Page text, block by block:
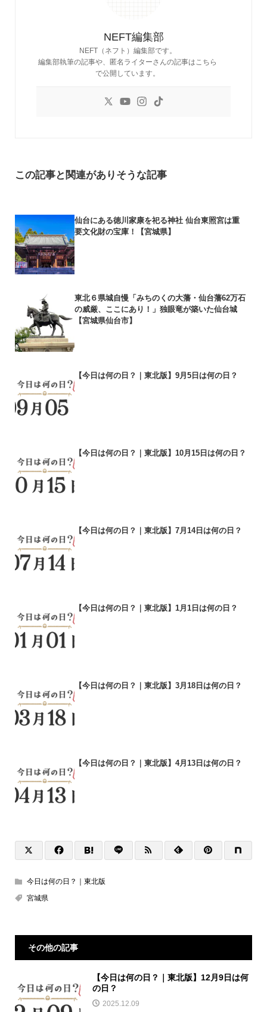
NEFT編集部
NEFT（ネフト）編集部です。
編集部執筆の記事や、匿名ライターさんの記事はこちら
で公開しています。
この記事と関連がありそうな記事
仙台にある徳川家康を祀る神社 仙台東照宮は重
要文化財の宝庫！【宮城県】
東北６県城自慢「みちのくの大藩・仙台藩62万石
の威厳、ここにあり！」独眼竜が築いた仙台城
【宮城県仙台市】
【今日は何の日？｜東北版】9月5日は何の日？
【今日は何の日？｜東北版】10月15日は何の日？
【今日は何の日？｜東北版】7月14日は何の日？
【今日は何の日？｜東北版】1月1日は何の日？
【今日は何の日？｜東北版】3月18日は何の日？
【今日は何の日？｜東北版】4月13日は何の日？
今日は何の日？｜東北版
宮城県
その他の記事
【今日は何の日？｜東北版】12月9日は何
の日？
2025.12.09